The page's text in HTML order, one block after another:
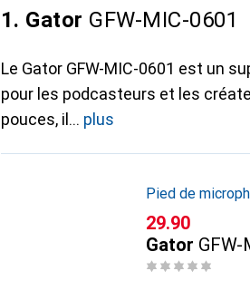
1. Gator GFW-MIC-0601
Le Gator GFW-MIC-0601 est un
pour les podcasteurs et les
pouces, il
plus
Pied de
CHF
29.90
Gator GFW-